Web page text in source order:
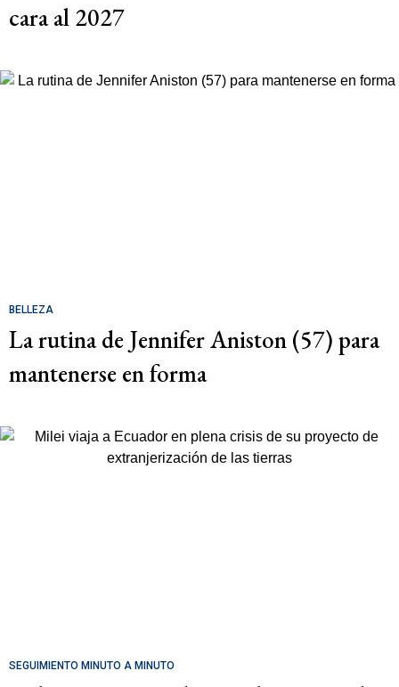
cara al 2027
BELLEZA
La rutina de Jennifer Aniston (57) para
mantenerse en forma
SEGUIMIENTO MINUTO A MINUTO